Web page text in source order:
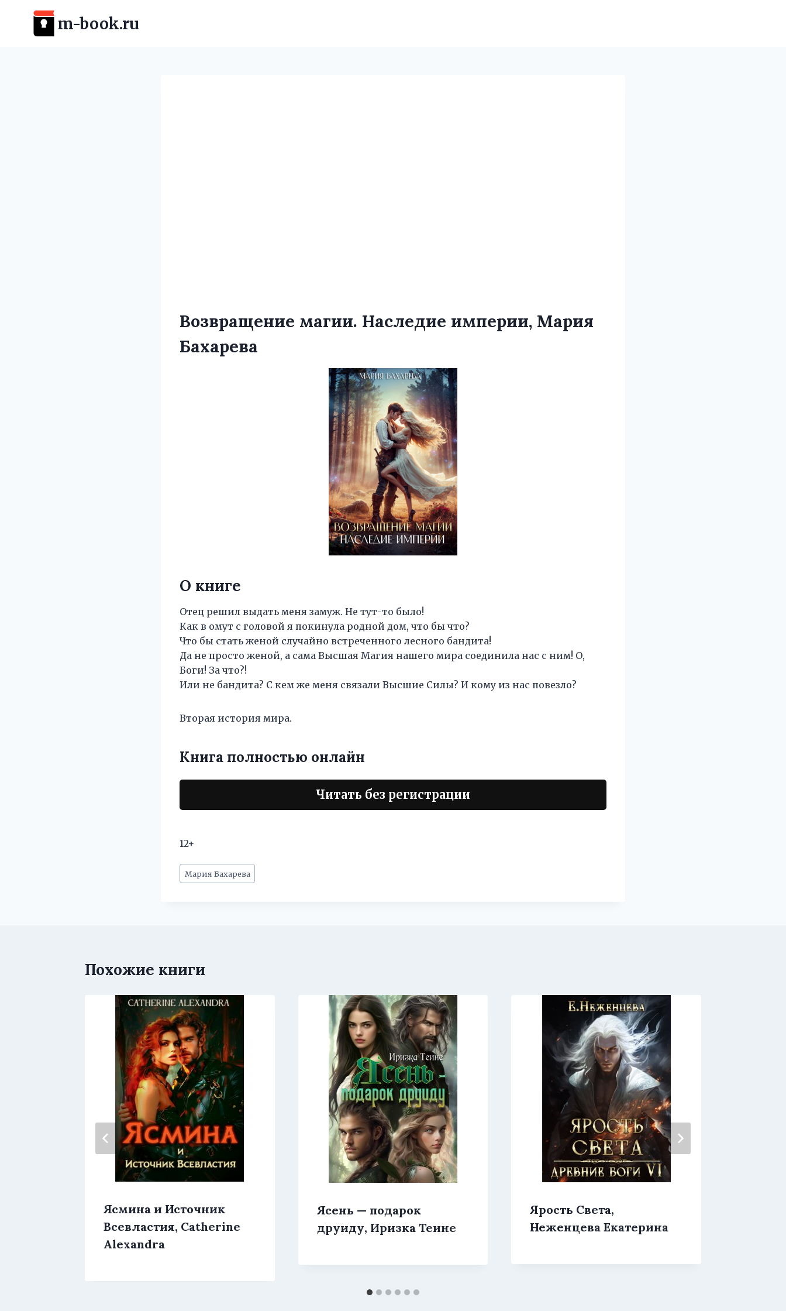
Перейти
содержимому
m-book.ru
Возвращение магии. Наследие империи, Мария
Бахарева
О книге
Отец решил выдать меня замуж. Не тут-то было!
Как в омут с головой я покинула родной дом, что бы что?
Что бы стать женой случайно встреченного лесного бандита!
Да не просто женой, а сама Высшая Магия нашего мира соединила нас с ним! О,
Боги! За что?!
Или не бандита? С кем же меня связали Высшие Силы? И кому из нас повезло?
Вторая история мира.
Книга полностью онлайн
Читать без регистрации
12+
Метки
записи:
Мария Бахарева
Похожие книги
Ясмина и Источник
Всевластия, Catherine
Alexandra
Ясень — подарок
друиду, Иризка Теине
Ярость Света,
Неженцева Екатерина